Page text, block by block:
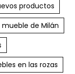
productos
mueble de Milán
en las rozas